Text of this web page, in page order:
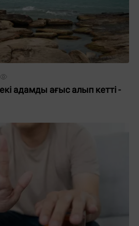
адамды ағыс алып кетті -